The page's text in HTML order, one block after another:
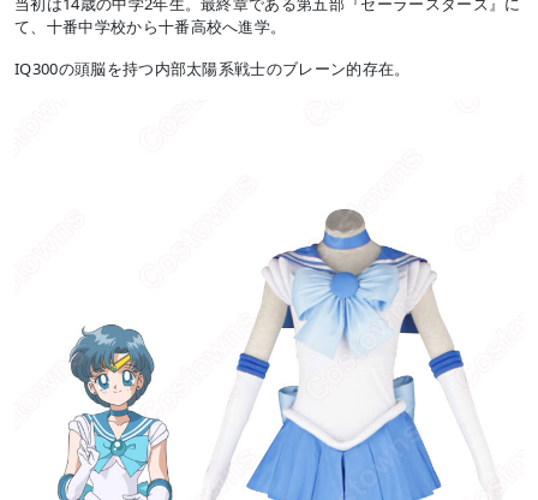
て、十番中学校から十番高校へ進学。
IQ300の頭脳を持つ内部太陽系戦士のブレーン的存在。